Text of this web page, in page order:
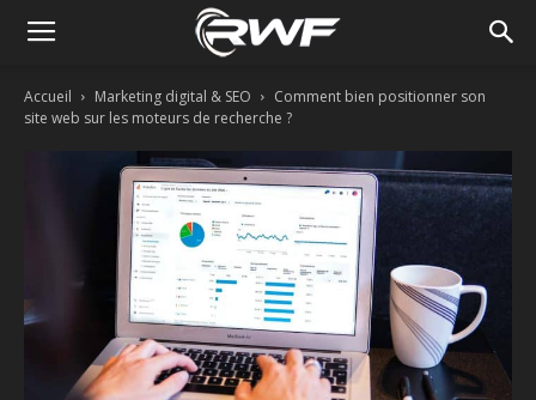
Accueil Marketing digital & SEO
Comment bien positionner son
site web sur les moteurs de recherche ?